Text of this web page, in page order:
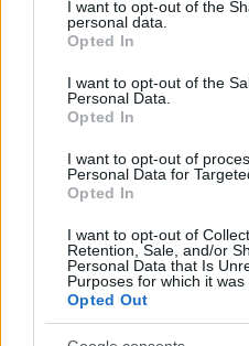
not limited to your visit or
grant or deny consent to
use your data for below
consent section.
I want to opt-out of the
personal data.
Opted In
I want to opt-out of the
Personal Data.
Opted In
I want to opt-out of
Personal Data for
Opted In
I want to opt-out of
Retention, Sale, and/or
Personal Data that Is
Purposes for which it was
Opted Out
NECROLOGIE